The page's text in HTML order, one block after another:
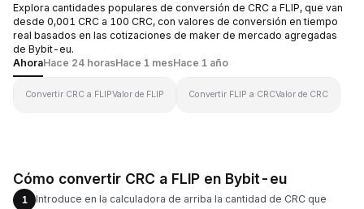
Explora cantidades populares de conversión de CRC a FLIP, que van
desde 0,001 CRC a 100 CRC, con valores de conversión en tiempo
real basados en las cotizaciones de maker de mercado agregadas
de Bybit-eu.
AhoraHace 24 horasHace 1 mesHace 1 año
Convertir CRC a FLIPValor de FLIP Convertir FLIP a CRCValor de CRC
Cómo convertir CRC a FLIP en Bybit-eu
1
Introduce en la calculadora de arriba la cantidad de CRC que